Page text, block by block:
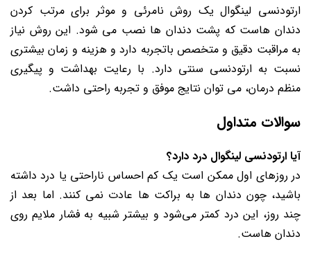
ارتودنسی لینگوال یک روش نامرئی و موثر برای مرتب کردن
دندان هاست که پشت دندان ها نصب می شود. این روش نیاز
به مراقبت دقیق و متخصص باتجربه دارد و هزینه و زمان بیشتری
نسبت به ارتودنسی سنتی دارد. با رعایت بهداشت و پیگیری
منظم درمان، می توان نتایج موفق و تجربه راحتی داشت.
سوالات متداول
آیا ارتودنسی لینگوال درد دارد؟
در روزهای اول ممکن است یک کم احساس ناراحتی یا درد داشته
باشید، چون دندان ها به براکت ها عادت نمی کنند. اما بعد از
چند روز، این درد کمتر می‌شود و بیشتر شبیه به فشار ملایم روی
دندان هاست.